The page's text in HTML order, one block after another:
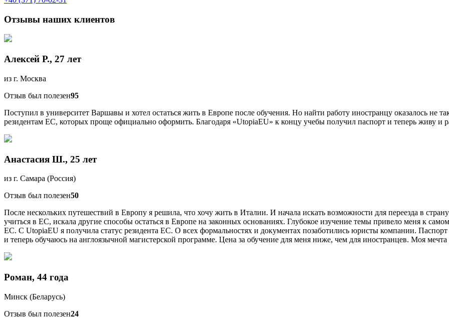
Отзывы наших клиентов
Алексей Р., 27 лет
из г. Москва
Отзыв был полезен95
Поступил в университет Варшавы и хотел остаться жить в Европе после обучения. Но найти работу иностранцу оказалось не
резидентам ЕС, которых проще официально оформить. Благодаря «UtopiaEU» к концу учебы получил паспорт и теперь живу и
Анастасия Ш., 25 лет
из г. Самара (Россия)
Отзыв был полезен50
После нескольких путешествий в Европу я решила, что хочу жить в Италии. И начала искать возможности для переезда в
учиться в ЕС, искала другие способы остаться в Европе на законных основаниях. Глубокое изучение темы привело меня к
ЕС. С UtopiaEU я получила статус резидента ЕС. О всех формальностях и документах позаботились юристы компании.
и теперь обучаюсь на англоязычной магистерской программе. Цена за обучениe для меня ниже, чем для иностранцев. Моя
Роман, 44 года
Минск (Беларусь)
Отзыв был полезен24